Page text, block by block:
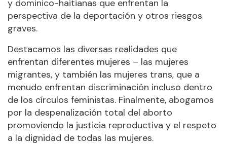
y dominico-haitianas que enfrentan la
perspectiva de la deportación y otros riesgos
graves.
Destacamos las diversas realidades que
enfrentan diferentes mujeres – las mujeres
migrantes, y también las mujeres trans, que a
menudo enfrentan discriminación incluso dentro
de los círculos feministas. Finalmente, abogamos
por la despenalización total del aborto
promoviendo la justicia reproductiva y el respeto
a la dignidad de todas las mujeres.